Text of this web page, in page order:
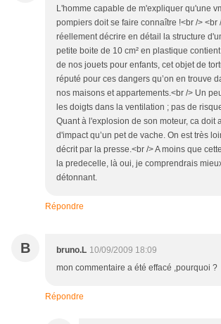
L'homme capable de m'expliquer qu'une
pompiers doit se faire connaître !<br /> <br
réellement décrire en détail la structure
petite boite de 10 cm² en plastique
de nos jouets pour enfants, cet objet de
réputé pour ces dangers qu’on en trouve
nos maisons et appartements.<br /> Un
les doigts dans la ventilation ; pas de
Quant à l'explosion de son moteur, ca doit
d'impact qu’un pet de vache. On est très
décrit par la presse.<br /> A moins que
la predecelle, là oui, je comprendrais
détonnant.
Répondre
B bruno.L 10/09/2009 18:09
mon commentaire a été effacé ,pourquoi ?
Répondre